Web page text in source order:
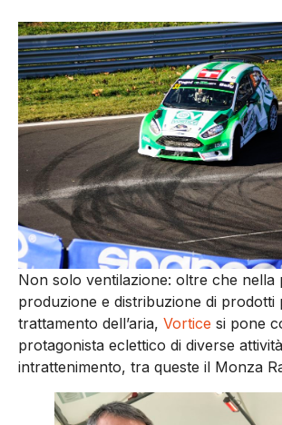
Non solo ventilazione: oltre che nella
produzione e distribuzione di prodotti
trattamento dell’aria, Vortice si pone
protagonista eclettico di diverse
intrattenimento, tra queste il Monza